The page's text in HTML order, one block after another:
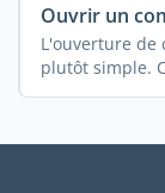
Ouvrir un
L'ouverture de
plutôt simple.